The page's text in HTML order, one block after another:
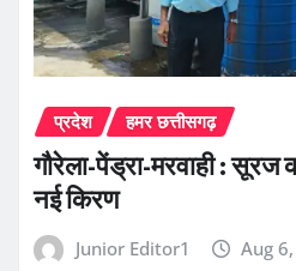
प्रदेश हमर छत्तीसगढ़
गौरेला-पेंड्रा-मरवाही : सूरज
नई किरण
Junior Editor1 Aug